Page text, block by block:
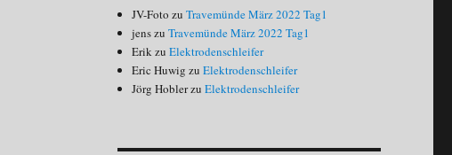
JV-Foto zuTravemünde März 2022 Tag1
jenszuTravemünde März 2022 Tag1
ErikzuElektrodenschleifer
Eric Huwig zuElektrodenschleifer
Jörg HoblerzuElektrodenschleifer